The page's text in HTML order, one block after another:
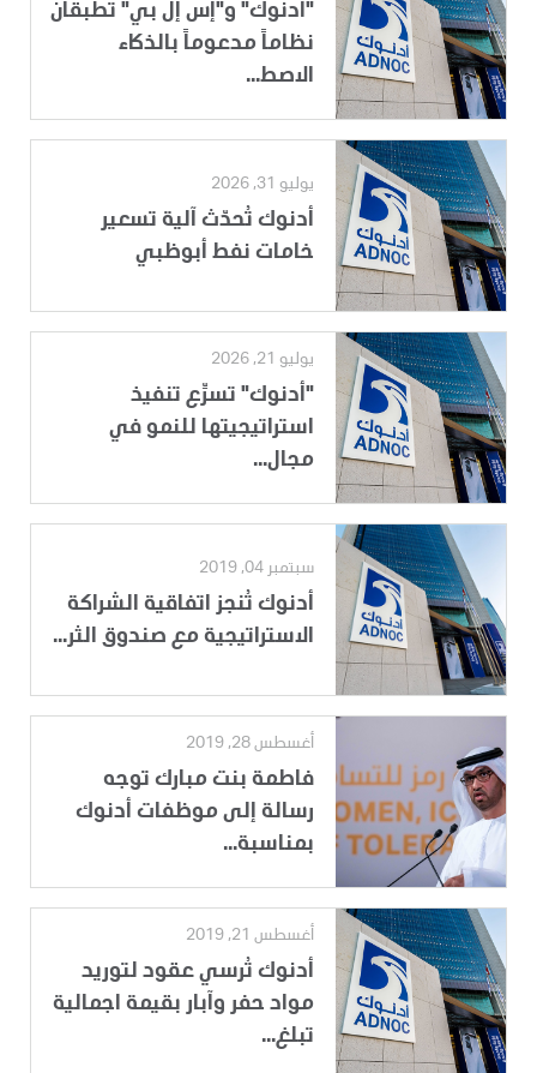
"أدنوك" و"إس إل بي" تطبقان
نظاماً مدعوماً بالذكاء
الاصط...
يوليو 31, 2026
أدنوك تُحدّث آلية تسعير
خامات نفط أبوظبي
يوليو 21, 2026
"أدنوك" تسرِّع تنفيذ
استراتيجيتها للنمو في
مجال...
سبتمبر 04, 2019
أدنوك تُنجز اتفاقية الشراكة
الاستراتيجية مع صندوق الثر...
أغسطس 28, 2019
فاطمة بنت مبارك توجه
رسالة إلى موظفات أدنوك
بمناسبة...
أغسطس 21, 2019
أدنوك تُرسي عقود لتوريد
مواد حفر وآبار بقيمة اجمالية
تبلغ...